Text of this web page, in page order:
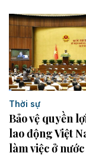
Thời sự
Bảo vệ quyền
lao động Việt
làm việc ở